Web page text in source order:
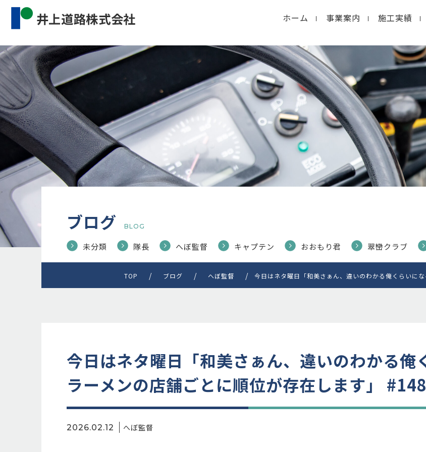
ホーム 事業案内 施工実績
Warning: Undefined property: WP_Error::$cat_name in
/home/macolab2/inouedoro.co.jp/
content/themes/inourdoro_theme_2024/single.phpon line14
ブログ BLOG
未分類 隊長 へぼ監督 キャプテン おおもり君 翠巒クラブ
TOP ブログ へぼ監督 今日はネタ曜日「和美さぁん、違いのわかる俺くらいに
今日はネタ曜日「和美さぁん、違いのわかる俺
ラーメンの店舗ごとに順位が存在します」
2026.02.12 へぼ監督